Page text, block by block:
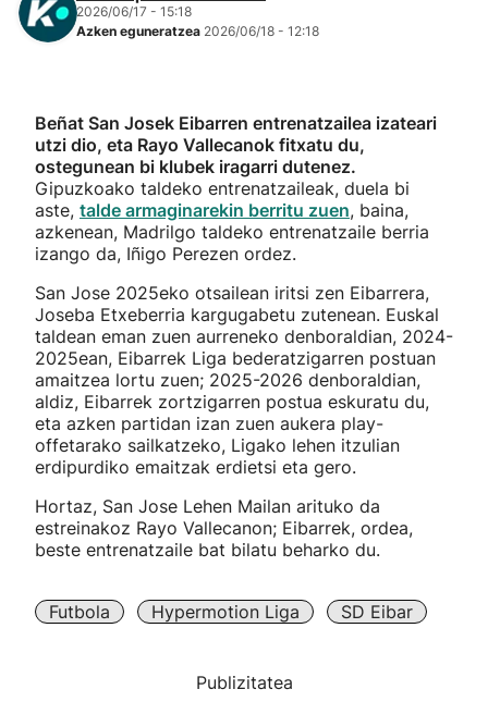
2026/06/17 - 15:18
Azken eguneratzea 2026/06/18 - 12:18
Beñat San Josek Eibarren entrenatzailea izateari
utzi dio, eta Rayo Vallecanok fitxatu du,
ostegunean bi klubek iragarri dutenez.
Gipuzkoako taldeko entrenatzaileak, duela bi
aste, talde armaginarekin berritu zuen, baina,
azkenean, Madrilgo taldeko entrenatzaile berria
izango da, Iñigo Perezen ordez.
San Jose 2025eko otsailean iritsi zen Eibarrera,
Joseba Etxeberria kargugabetu zutenean. Euskal
taldean eman zuen aurreneko denboraldian, 2024-
2025ean, Eibarrek Liga bederatzigarren postuan
amaitzea lortu zuen; 2025-2026 denboraldian,
aldiz, Eibarrek zortzigarren postua eskuratu du,
eta azken partidan izan zuen aukera play-
offetarako sailkatzeko, Ligako lehen itzulian
erdipurdiko emaitzak erdietsi eta gero.
Hortaz, San Jose Lehen Mailan arituko da
estreinakoz Rayo Vallecanon; Eibarrek, ordea,
beste entrenatzaile bat bilatu beharko du.
Futbola Hypermotion Liga SD Eibar
Publizitatea